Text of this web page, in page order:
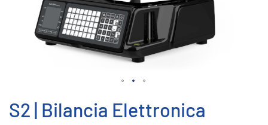
S2 | Bilancia Elettronica
all'inizio
della